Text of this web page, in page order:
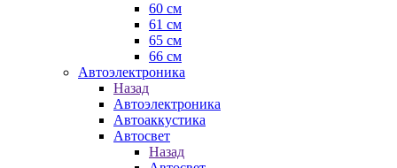
60 см
61 см
65 см
66 см
Автоэлектроника
Назад
Автоэлектроника
Автоаккустика
Автосвет
Назад